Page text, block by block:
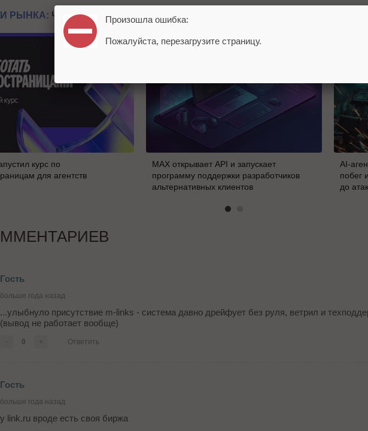
РЫНКА: ЧИТАЙТЕ ТАКЖЕ
курс по
для агентств
MAX открывает API и запускает
программу поддержки разработчиков
альтернативных клиентов
AI-
побег
до
Гость
больше года назад
...улыбнуло присутствие m-links - система давно дрейфует без руля, ветрил и
(вывод не работает вообще)
0 Ответить
Гость
больше года назад
у link.ru вроде есть своя биржа
Произошла ошибка:
Пожалуйста, перезагрузите страницу.